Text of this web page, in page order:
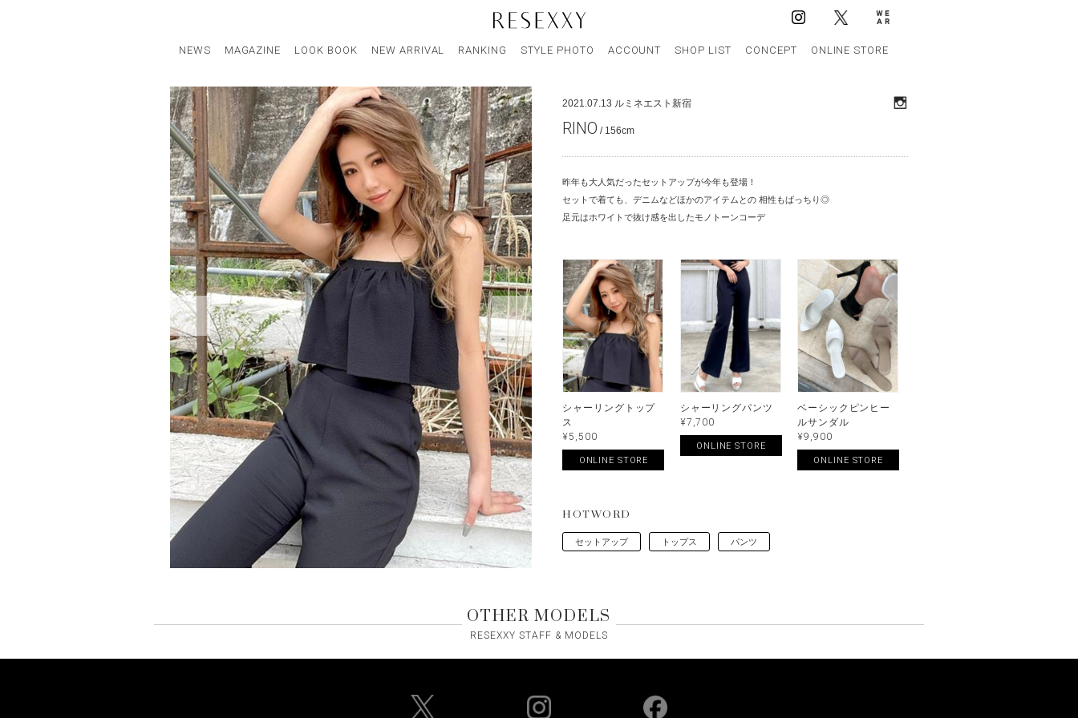
NEWS MAGAZINE LOOK BOOK NEW ARRIVAL RANKING STYLE PHOTO ACCOUNT SHOP LIST CONCEPT ONLINE STORE
STAFF STYLE
2021.07.13 ルミネエスト新宿
RINO / 156cm
昨年も大人気だったセットアップが今年も登場！
セットで着ても、デニムなどほかのアイテムとの 相性もばっちり◎
足元はホワイトで抜け感を出したモノトーンコーデ
シャーリングトップ
ス
¥5,500
ONLINE STORE
シャーリングパンツ
¥7,700
ONLINE STORE
ベーシックピンヒー
ルサンダル
¥9,900
ONLINE STORE
HOTWORD
セットアップ トップス パンツ
OTHER MODELS
RESEXXY STAFF & MODELS